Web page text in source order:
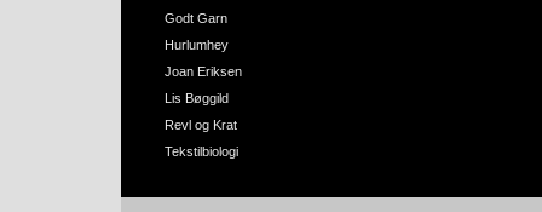
Godt Garn
Hurlumhey
Joan Eriksen
Lis Bøggild
Revl og Krat
Tekstilbiologi